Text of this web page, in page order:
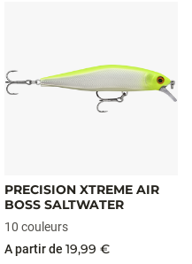
PRECISION XTREME AIR
BOSS SALTWATER
10 couleurs
A partir de 19,99 €